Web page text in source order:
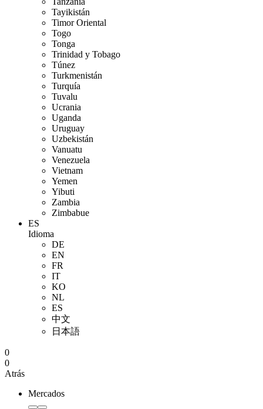
Tayikistán
Timor Oriental
Togo
Tonga
Trinidad y Tobago
Túnez
Turkmenistán
Turquía
Tuvalu
Ucrania
Uganda
Uruguay
Uzbekistán
Vanuatu
Venezuela
Vietnam
Yemen
Yibuti
Zambia
Zimbabue
ES
Idioma
DE
EN
FR
IT
KO
NL
ES
中文
日本語
0
0
Atrás
Mercados